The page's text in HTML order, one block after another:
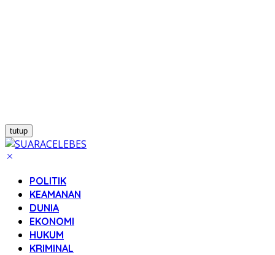
tutup
POLITIK
KEAMANAN
DUNIA
EKONOMI
HUKUM
KRIMINAL